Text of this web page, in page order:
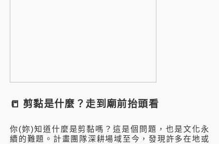
📒 剪黏是什麼？走到廟前抬頭看
你(妳)知道什麼是剪黏嗎？這是個問題，也是文化永
續的難題。計畫團隊深耕場域至今，發現許多在地或